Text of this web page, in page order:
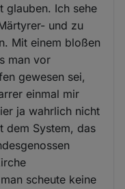
glauben. Ich sehe
und zu
Mit einem bloßen
man vor
gewesen sei,
einmal mir
ja wahrlich nicht
dem System, das
scheute keine